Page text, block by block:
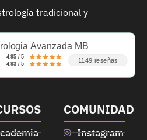
tradicional y
Avanzada MB
4.95 / 5
4.93 / 5 1149 reseñas
COMUNIDAD
Instagram